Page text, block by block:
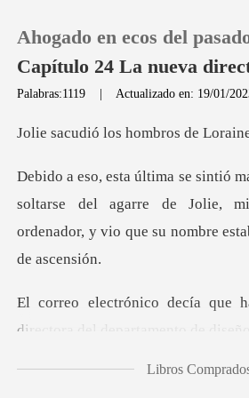
Recargar
Historia
Ahogado en ecos del
Capítulo 24 La nueva
Palabras:1119 | Actualizado en: 19/01/
hombros de Lorai
ltarse del agarre de Jolie,
ordenador,
directora del depa
Libros